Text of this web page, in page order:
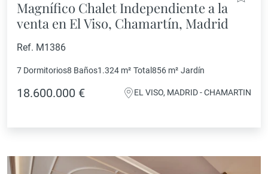
Magnífico Chalet Independiente a la
venta en El Viso, Chamartín, Madrid
Ref. M1386
7 Dormitorios8 Baños1.324 m² Total 856 m² Jardín
18.600.000 € EL VISO, MADRID - CHAMARTIN